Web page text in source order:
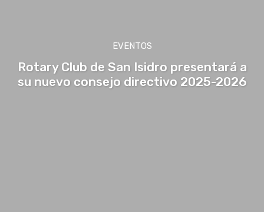
EVENTOS
Rotary Club de San Isidro presentará a
su nuevo consejo directivo 2025-2026